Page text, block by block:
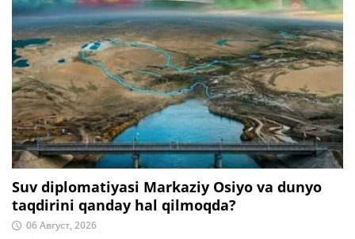
Suv diplomatiyasi Markaziy Osiyo va dunyo
taqdirini qanday hal qilmoqda?
06 Август, 2026